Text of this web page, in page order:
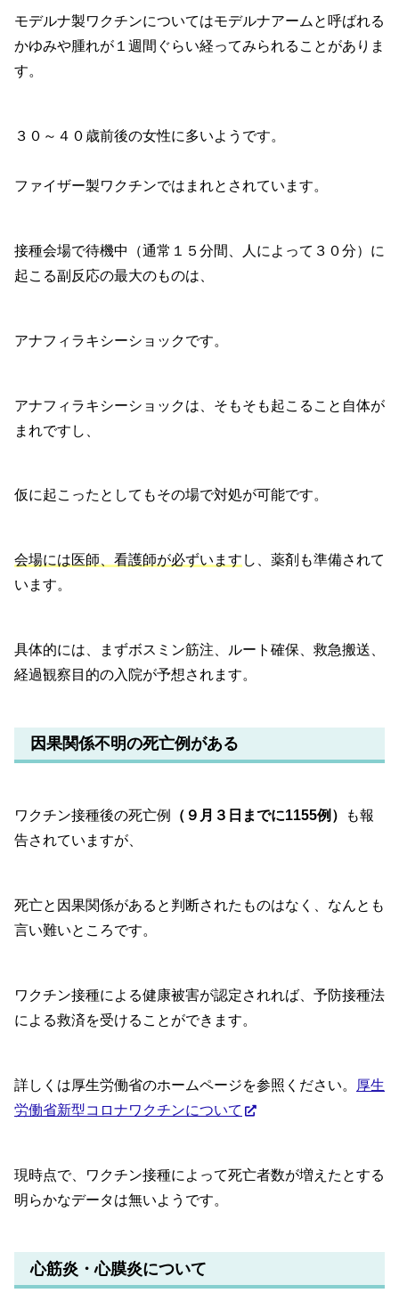
モデルナ製ワクチンについてはモデルナアームと呼ばれる
かゆみや腫れが１週間ぐらい経ってみられることがありま
す。
３０～４０歳前後の女性に多いようです。
ファイザー製ワクチンではまれとされています。
接種会場で待機中（通常１５分間、人によって３０分）に
起こる副反応の最大のものは、
アナフィラキシーショックです。
アナフィラキシーショックは、そもそも起こること自体が
まれですし、
仮に起こったとしてもその場で対処が可能です。
会場には医師、看護師が必ずいます し、薬剤も準備されて
います。
具体的には、まずボスミン筋注、ルート確保、救急搬送、
経過観察目的の入院が予想されます。
因果関係不明の死亡例がある
ワクチン接種後の死亡例 （９月３日までに1155例）
も報
告されていますが、
死亡と因果関係があると判断されたものはなく、なんとも
言い難いところです。
ワクチン接種による健康被害が認定されれば、予防接種法
による救済を受けることができます。
詳しくは厚生労働省のホームページを参照ください。
厚生
労働省新型コロナワクチンについて
現時点で、ワクチン接種によって死亡者数が増えたとする
明らかなデータは無いようです。
心筋炎・心膜炎について